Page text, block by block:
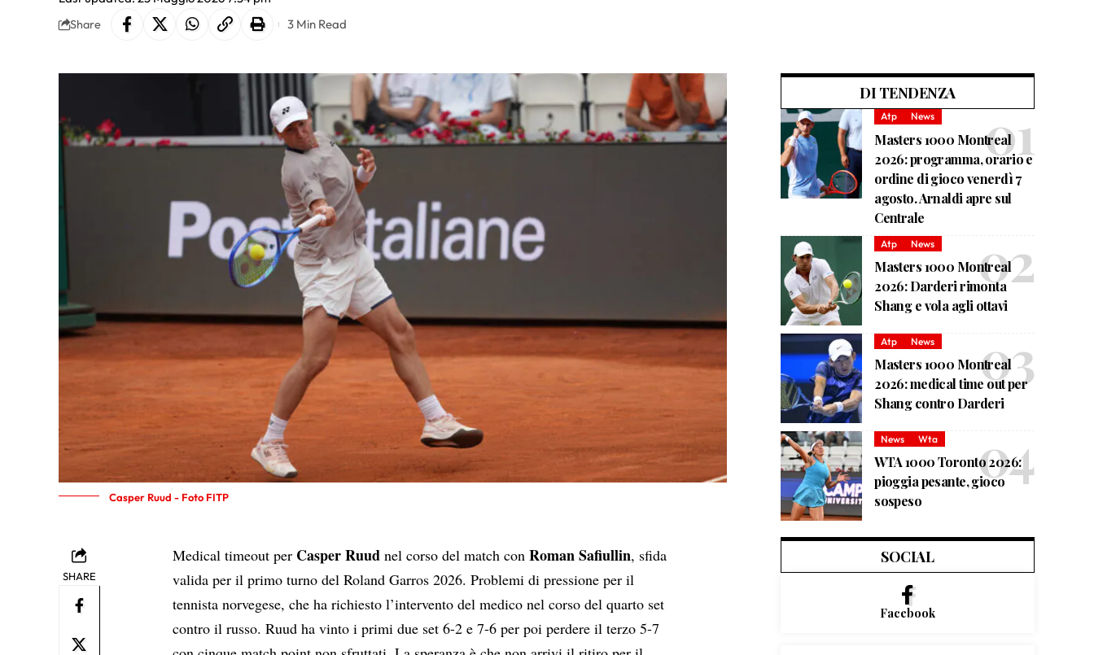
Share 3 Min Read
Casper Ruud - Foto FITP
SHARE
Medical timeout per Casper Ruud nel corso del match conRoman Safiullin, sfida
valida per il primo turno del Roland Garros 2026. Problemi di pressione per il
tennista norvegese, che ha richiesto l’intervento del medico nel corso del quarto set
contro il russo. Ruud ha vinto i primi due set 6-2 e 7-6 per poi perdere il terzo 5-7
DI TENDENZA
Atp News
Masters 1000 Montreal
2026: programma, orario e
ordine di gioco venerdì 7
agosto. Arnaldi apre sul
Centrale
Atp News
Masters 1000 Montreal
2026: Darderi rimonta
Shang e vola agli ottavi
Atp News
Masters 1000 Montreal
2026: medical time out per
Shang contro Darderi
News Wta
WTA 1000 Toronto 2026:
pioggia pesante, gioco
sospeso
SOCIAL
Facebook